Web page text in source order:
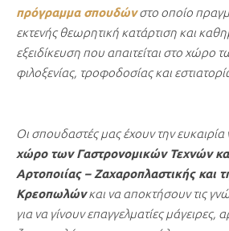
πρόγραμμα σπουδώνστο οποίο
εκτενής θεωρητική κατάρτιση και
εξειδίκευση που απαιτείται στο χώρο
φιλοξενίας, τροφοδοσίας και
Οι σπουδαστές μας έχουν την
χώρο των Γαστρονομικών Τεχνών
Αρτοποιίας – Ζαχαροπλαστικής και
Κρεοπωλώνκαι να αποκτήσουν τις
για να γίνουν επαγγελματίες μάγειρες,